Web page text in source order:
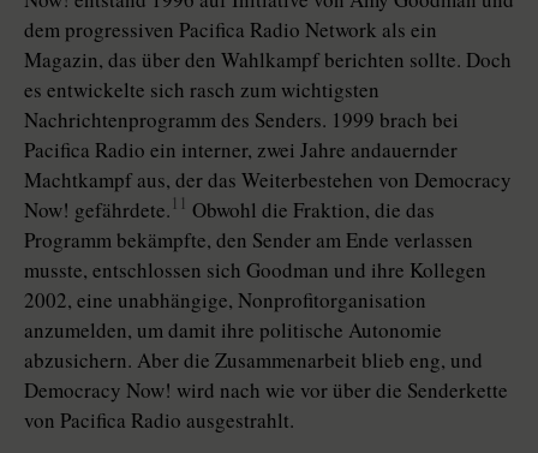
dem progressiven Pacifica Radio Network als ein
Magazin, das über den Wahlkampf berichten sollte. Doch
es entwickelte sich rasch zum wichtigsten
Nachrichtenprogramm des Senders. 1999 brach bei
Pacifica Radio ein interner, zwei Jahre andauernder
Machtkampf aus, der das Weiterbestehen von Democracy
Now! gefährdete. 11 Obwohl die Fraktion, die das
Programm bekämpfte, den Sender am Ende verlassen
musste, entschlossen sich Goodman und ihre Kollegen
2002, eine unabhängige, Nonprofitorganisation
anzumelden, um damit ihre politische Autonomie
abzusichern. Aber die Zusammenarbeit blieb eng, und
Democracy Now! wird nach wie vor über die Senderkette
von Pacifica Radio ausgestrahlt.